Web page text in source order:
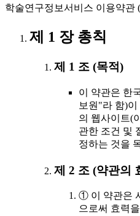
학술연구정보서비스 이용약관
제 1 장 총칙
제 1 조 (목적)
이 약관은 한
보원"라 함)
의 웹사이트(
관한 조건 및
정하는 것을
제 2 조 (약관의
① 이 약관은
으로써 효력